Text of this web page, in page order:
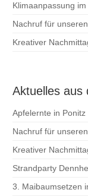
Klimaanpassung
Nachruf für
Kreativer
Aktuelles aus
Apfelernte in Ponitz
Nachruf für
Kreativer
Strandparty
3. Maibaumsetzen